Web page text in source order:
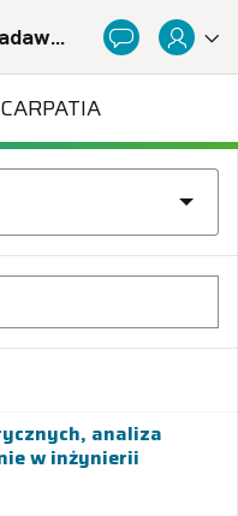
Baza potencjału badawczego Politechnicznej Sieci Via Carpatia im. Prezydenta RP Lecha Kaczyńskiego
analiza
w inżynierii